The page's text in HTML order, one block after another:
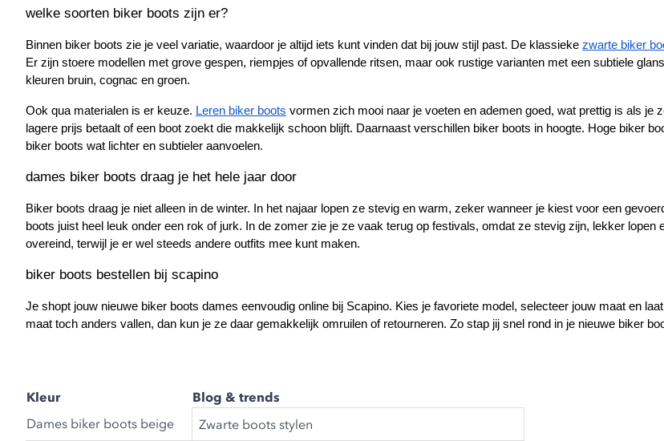
welke soorten biker boots zijn er?
Binnen biker boots zie je veel variatie, waardoor je altijd iets kunt vinden dat bij jouw stijl past. De klassieke zwarte biker
Er zijn stoere modellen met grove gespen, riempjes of opvallende ritsen, maar ook rustige varianten met een subtiele
kleuren bruin, cognac en groen.
Ook qua materialen is er keuze. Leren biker boots vormen zich mooi naar je voeten en ademen goed, wat prettig is als je
lagere prijs betaalt of een boot zoekt die makkelijk schoon blijft. Daarnaast verschillen biker boots in hoogte. Hoge biker
biker boots wat lichter en subtieler aanvoelen.
dames biker boots draag je het hele jaar door
Biker boots draag je niet alleen in de winter. In het najaar lopen ze stevig en warm, zeker wanneer je kiest voor een
boots juist heel leuk onder een rok of jurk. In de zomer zie je ze vaak terug op festivals, omdat ze stevig zijn, lekker
overeind, terwijl je er wel steeds andere outfits mee kunt maken.
biker boots bestellen bij scapino
Je shopt jouw nieuwe biker boots dames eenvoudig online bij Scapino. Kies je favoriete model, selecteer jouw maat en
maat toch anders vallen, dan kun je ze daar gemakkelijk omruilen of retourneren. Zo stap jij snel rond in je nieuwe biker
Kleur
Blog & trends
Dames biker boots beige
Zwarte boots stylen